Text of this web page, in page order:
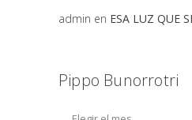
admin en ESA LUZ QUE
Pippo Bunorrotri